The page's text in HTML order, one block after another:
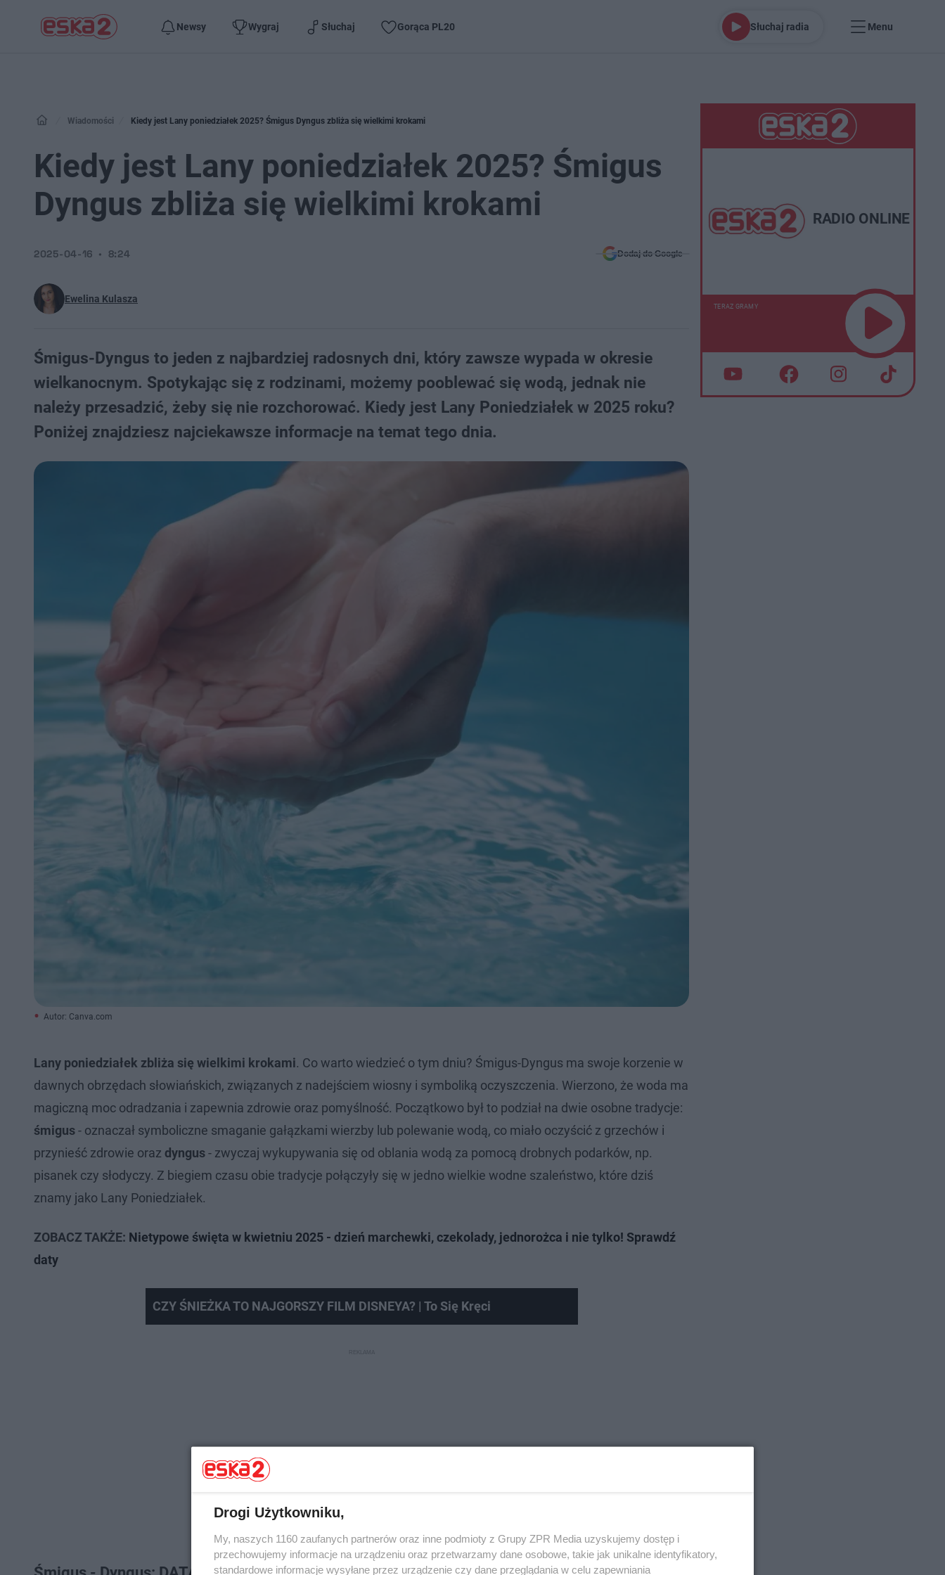
Newsy Wygraj Słuchaj Gorąca PL20 Słuchaj radia Menu
Wiadomości Kiedy jest Lany poniedziałek 2025? Śmigus Dyngus zbliża się wielkimi krokami
Kiedy jest Lany poniedziałek 2025? Śmigus
Dyngus zbliża się wielkimi krokami
Ewelina Kulasza
2025-04-16 8:24 Dodaj do Google
Śmigus-Dyngus to jeden z najbardziej radosnych dni, który zawsze wypada w okresie
wielkanocnym. Spotykając się z rodzinami, możemy pooblewać się wodą, jednak nie
należy przesadzić, żeby się nie rozchorować. Kiedy jest Lany Poniedziałek w 2025 roku?
Poniżej znajdziesz najciekawsze informacje na temat tego dnia.
Autor: Canva.com
Lany poniedziałek zbliża się wielkimi krokami. Co warto wiedzieć o tym dniu? Śmigus-Dyngus ma swoje korzenie w
dawnych obrzędach słowiańskich, związanych z nadejściem wiosny i symboliką oczyszczenia. Wierzono, że woda ma
magiczną moc odradzania i zapewnia zdrowie oraz pomyślność. Początkowo był to podział na dwie osobne tradycje:
śmigus- oznaczał symboliczne smaganie gałązkami wierzby lub polewanie wodą, co miało oczyścić z grzechów i
przynieść zdrowie oraz dyngus- zwyczaj wykupywania się od oblania wodą za pomocą drobnych podarków, np.
pisanek czy słodyczy. Z biegiem czasu obie tradycje połączyły się w jedno wielkie wodne szaleństwo, które dziś
znamy jako Lany Poniedziałek.
ZOBACZ TAKŻE: Nietypowe święta w kwietniu 2025 - dzień marchewki, czekolady, jednorożca i nie tylko! Sprawdź
daty
CZY ŚNIEŻKA TO NAJGORSZY FILM DISNEYA? | To Się Kręci
RADIO ONLINE
TERAZ GRAMY
Drogi Użytkowniku,
My, naszych 1160 zaufanych partnerów oraz inne podmioty z Grupy ZPR Media uzyskujemy dostęp i
przechowujemy informacje na urządzeniu oraz przetwarzamy dane osobowe, takie jak unikalne identyfikatory,
standardowe informacje wysyłane przez urządzenie czy dane przeglądania w celu zapewniania